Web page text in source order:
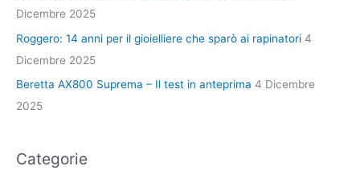
Dicembre 2025
Roggero: 14 anni per il gioielliere che sparò ai rapinatori 4
Dicembre 2025
Beretta AX800 Suprema – Il test in anteprima 4 Dicembre
2025
Categorie